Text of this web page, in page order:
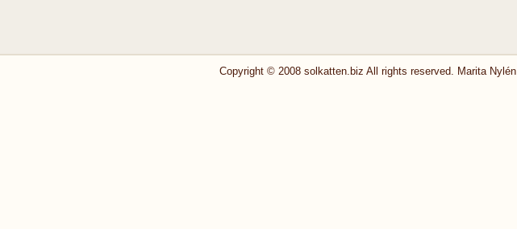
Copyright © 2008 solkatten.biz All rights reserved. Marita Nylén